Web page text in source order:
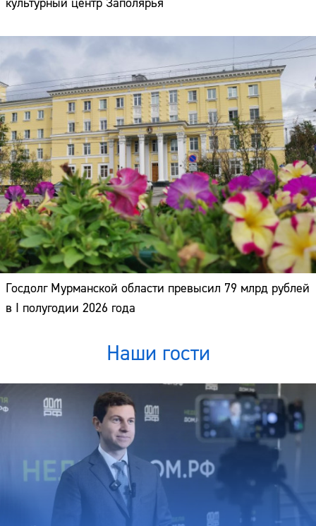
культурный центр Заполярья
Госдолг Мурманской области превысил 79 млрд рублей
в I полугодии 2026 года
Наши гости